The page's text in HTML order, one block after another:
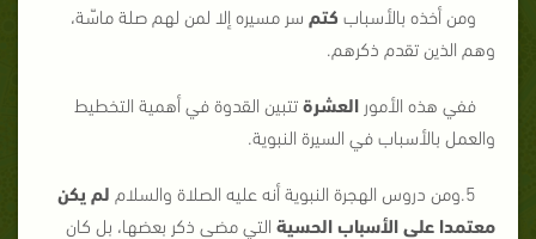
ومن أخذه بالأسباب كتم سر مسيره إلا لمن لهم صلة ماسّة،
وهم الذين تقدم ذكرهم.
ففي هذه الأمور العشرةتتبين القدوة في أهمية التخطيط
والعمل بالأسباب في السيرة النبوية.
5.ومن دروس الهجرة النبوية أنه عليه الصلاة والسلام
لم يكن
معتمدا على الأسباب الحسية التي مضى ذكر بعضها، بل كان